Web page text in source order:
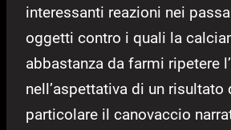
interessanti reazioni nei
oggetti contro i quali la
abbastanza da farmi ripetere
nell’aspettativa di un risultato
particolare il canovaccio